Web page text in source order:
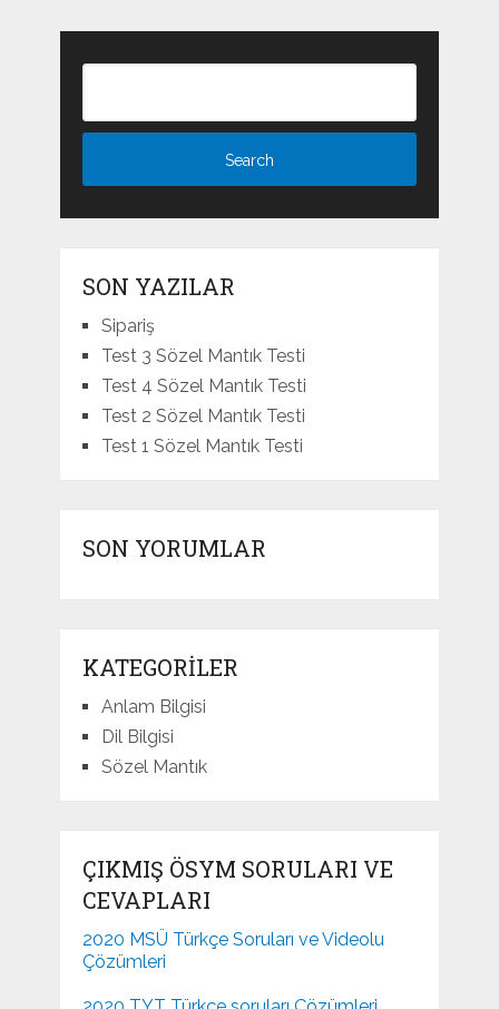
SON YAZILAR
Sipariş
Test 3 Sözel Mantık Testi
Test 4 Sözel Mantık Testi
Test 2 Sözel Mantık Testi
Test 1 Sözel Mantık Testi
SON YORUMLAR
KATEGORILER
Anlam Bilgisi
Dil Bilgisi
Sözel Mantık
ÇIKMIŞ ÖSYM SORULARI VE
CEVAPLARI
2020 MSÜ Türkçe Soruları ve Videolu
Çözümleri